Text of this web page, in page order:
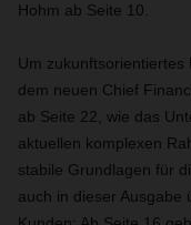
Hohm ab Seite 10.
Um
dem neuen Chief
ab Seite 22, wie das
aktuellen komplexen
stabile Grundlagen für
auch in dieser Ausgabe